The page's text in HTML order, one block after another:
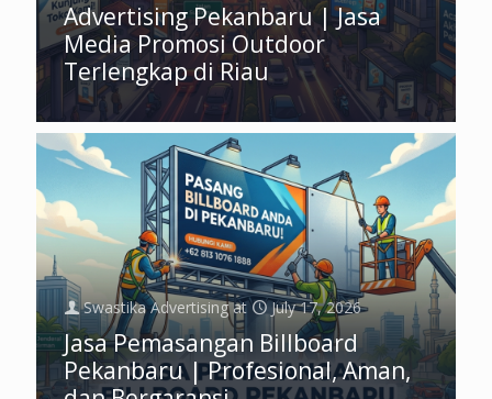
Advertising Pekanbaru | Jasa
Media Promosi Outdoor
Terlengkap di Riau
Swastika Advertising at July 17, 2026
Jasa Pemasangan Billboard
Pekanbaru | Profesional, Aman,